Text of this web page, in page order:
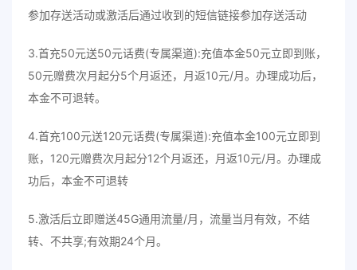
参加存送活动或激活后通过收到的短信链接参加存送活动
3.首充50元送50元话费(专属渠道):充值本金50元立即到账，
50元赠费次月起分5个月返还，月返10元/月。办理成功后，
本金不可退转。
4.首充100元送120元话费(专属渠道):充值本金100元立即到
账，120元赠费次月起分12个月返还，月返10元/月。办理成
功后，本金不可退转
5.激活后立即赠送45G通用流量/月，流量当月有效，不结
转、不共享;有效期24个月。